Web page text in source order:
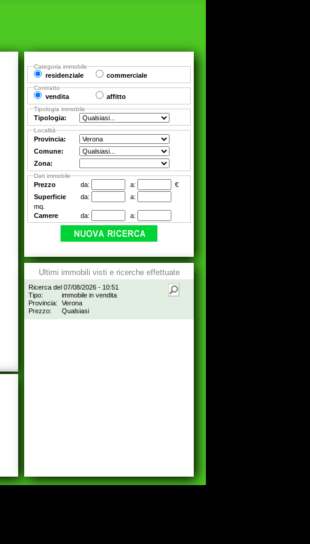
Categoria immobile
residenziale commerciale
Contratto
vendita affitto
Tipologia immobile
Tipologia:
Località
Provincia:
Comune:
Zona:
Dati immobile
Prezzo da: a:
€
Superficie
da:
a:
mq.
Camere
da: a:
Ultimi immobili visti e ricerche effettuate
Ricerca del 07/08/2026 - 10:51
Tipo:
immobile in vendita
Provincia:
Verona
Prezzo:
Qualsiasi